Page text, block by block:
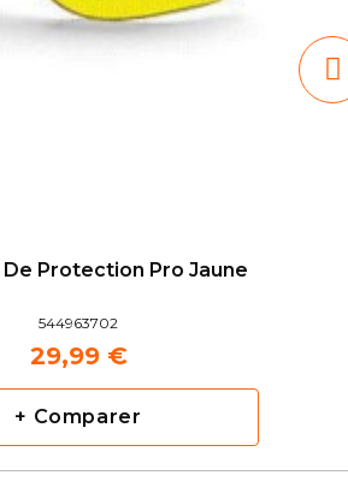
Protection Pro Jaune
544963702
29,99 €
+ Comparer